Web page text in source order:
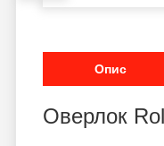
Опис
Оверлок